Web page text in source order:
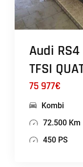
Audi RS4
TFSI
75 977€
Kombi
72.500 Km
450 PS